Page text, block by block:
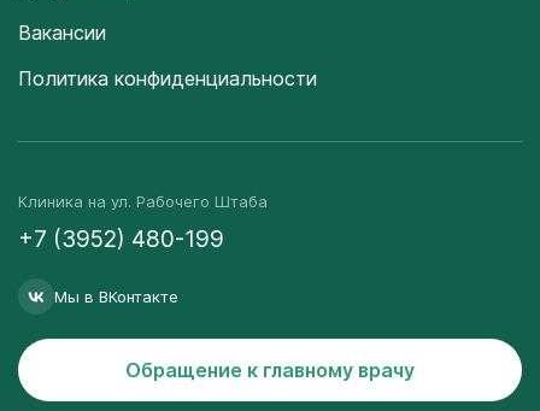
Вакансии
Политика конфиденциальности
Клиника на ул. Рабочего Штаба
+7 (3952) 480-199
Мы в ВКонтакте
Обращение к главному врачу